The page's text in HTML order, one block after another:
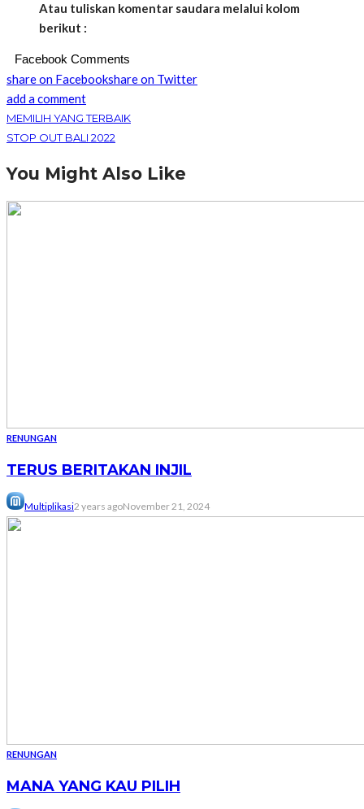
Atau tuliskan komentar saudara melalui kolom
berikut :
Facebook Comments
share on Facebookshare on Twitter
add a comment
MEMILIH YANG TERBAIK
STOP OUT BALI 2022
You Might Also Like
RENUNGAN
TERUS BERITAKAN INJIL
Multiplikasi2 years agoNovember 21, 2024
RENUNGAN
MANA YANG KAU PILIH